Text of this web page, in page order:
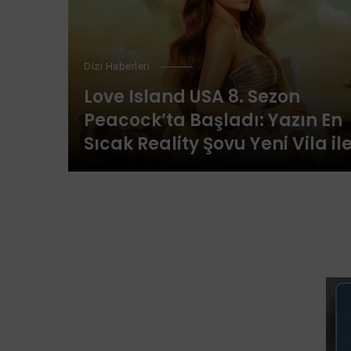
Dizi Haberleri
Love Island USA 8. Sezon
Peacock’ta Başladı: Yazın En
Sıcak Reality Şovu Yeni Vila
Geri Döndü